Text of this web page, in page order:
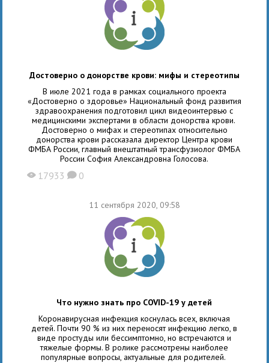
Достоверно о донорстве крови: мифы и стереотипы
В июле 2021 года в рамках социального проекта
«Достоверно о здоровье» Национальный фонд развития
здравоохранения подготовил цикл видеоинтервью с
медицинскими экспертами в области донорства крови.
Достоверно о мифах и стереотипах относительно
донорства крови рассказала директор Центра крови
ФМБА России, главный внештатный трансфузиолог ФМБА
России София Александровна Голосова.
X 17933 K 0
11 сентября 2020, 09:58
Что нужно знать про COVID-19 у детей
Коронавирусная инфекция коснулась всех, включая
детей. Почти 90 % из них переносят инфекцию легко, в
виде простуды или бессимптомно, но встречаются и
тяжелые формы. В ролике рассмотрены наиболее
популярные вопросы, актуальные для родителей.